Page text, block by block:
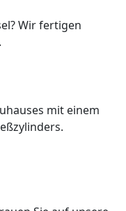
Wir fertigen
mit einem